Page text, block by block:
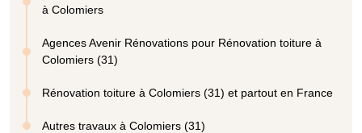
à Colomiers
Agences Avenir Rénovations pour Rénovation toiture à
Colomiers (31)
Rénovation toiture à Colomiers (31) et partout en France
Autres travaux à Colomiers (31)